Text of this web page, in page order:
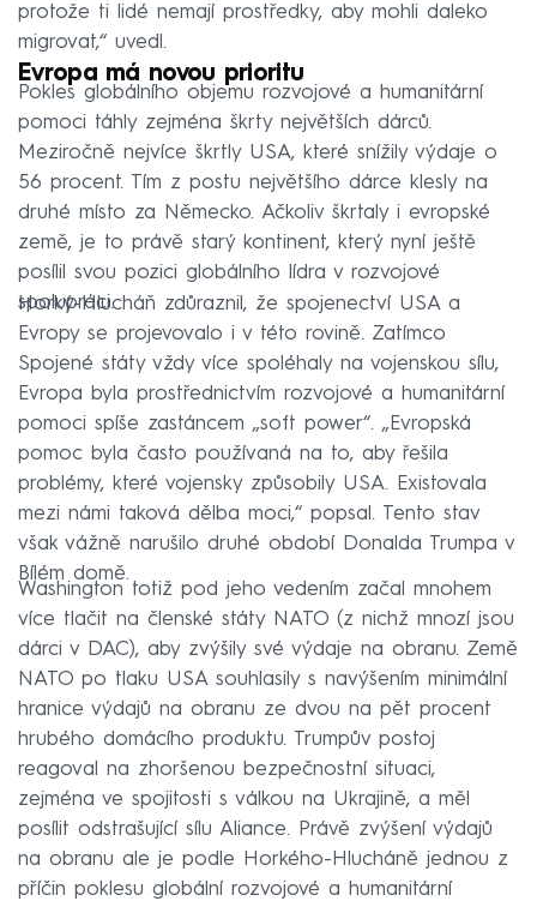
protože ti lidé nemají prostředky, aby mohli daleko
migrovat,“ uvedl.
Evropa má novou prioritu
Pokles globálního objemu rozvojové a humanitární
pomoci táhly zejména škrty největších dárců.
Meziročně nejvíce škrtly USA, které snížily výdaje o
56 procent. Tím z postu největšího dárce klesly na
druhé místo za Německo. Ačkoliv škrtaly i evropské
země, je to právě starý kontinent, který nyní ještě
posílil svou pozici globálního lídra v rozvojové
spolupráci.
Horký-Hlucháň zdůraznil, že spojenectví USA a
Evropy se projevovalo i v této rovině. Zatímco
Spojené státy vždy více spoléhaly na vojenskou sílu,
Evropa byla prostřednictvím rozvojové a humanitární
pomoci spíše zastáncem „soft power“. „Evropská
pomoc byla často používaná na to, aby řešila
problémy, které vojensky způsobily USA. Existovala
mezi námi taková dělba moci,“ popsal. Tento stav
však vážně narušilo druhé období Donalda Trumpa v
Bílém domě.
Washington totiž pod jeho vedením začal mnohem
více tlačit na členské státy NATO (z nichž mnozí jsou
dárci v DAC), aby zvýšily své výdaje na obranu. Země
NATO po tlaku USA souhlasily s navýšením minimální
hranice výdajů na obranu ze dvou na pět procent
hrubého domácího produktu. Trumpův postoj
reagoval na zhoršenou bezpečnostní situaci,
zejména ve spojitosti s válkou na Ukrajině, a měl
posílit odstrašující sílu Aliance. Právě zvýšení výdajů
na obranu ale je podle Horkého-Hlucháně jednou z
příčin poklesu globální rozvojové a humanitární